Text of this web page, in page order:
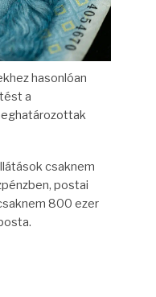
hasonlóan
a
csaknem
postai
800 ezer